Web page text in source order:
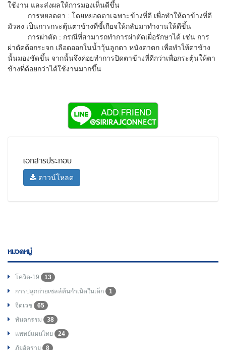
ใช้งาน และส่งผลให้การมองเห็นดีขึ้น
การหยอดตา : โดยหยอดตาเฉพาะข้างที่ดี เพื่อทำให้ตาข้างที่ดี
มัวลง เป็นการกระตุ้นตาข้างที่ขี้เกียจให้กลับมาทำงานให้ดีขึ้น
การผ่าตัด : กรณีที่สามารถทำการผ่าตัดเผื่อรักษาได้ เช่น การ
ผ่าตัดต้อกระจก เลือดออกในน้ำวุ้นลูกตา หนังตาตก เพื่อทำให้ตาข้าง
นั้นมองชัดขึ้น จากนั้นจึงค่อยทำการปิดตาข้างที่ดีกว่าเพื่อกระตุ้นให้ตา
ข้างที่ด้อยกว่าได้ใช้งานมากขึ้น
เอกสารประกอบ
ดาวน์โหลด
หมวดหมู่
โควิด-19
13
การปลูกถ่ายเซลล์ต้นกำเนิดในเด็ก
1
จิตเวช
65
ทันตกรรม
38
แพทย์แผนไทย
24
ภัยอัตราย
8